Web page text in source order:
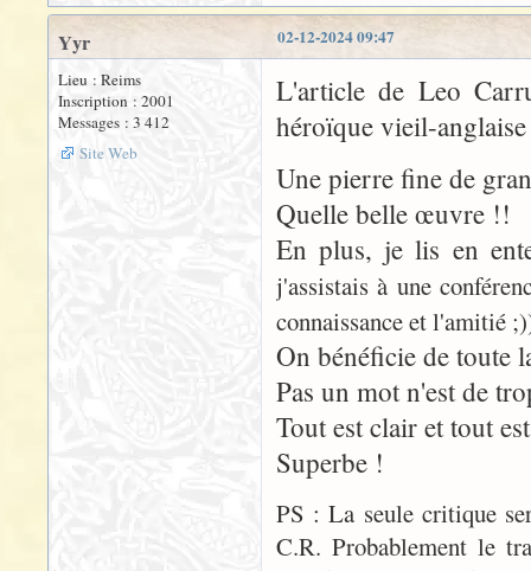
02-12-2024 09:47
Yyr
Lieu : Reims
Inscription : 2001
Messages : 3 412
Site Web
L'article de Leo
héroïque vieil-
Une pierre fine de
Quelle belle œuvre !!
En plus, je lis en
j'assistais à une
connaissance et l'amitié
On bénéficie de toute
Pas un mot n'est de
Tout est clair et tout
Superbe !
PS : La seule critique
C.R. Probablement le